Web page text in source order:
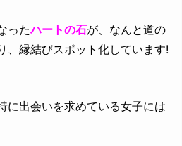
ったハートの石が、なんと道の
、縁結びスポット化しています!
に出会いを求めている女子には